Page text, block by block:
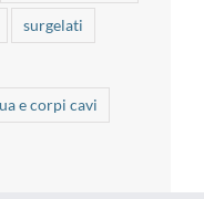
surgelati
e corpi cavi